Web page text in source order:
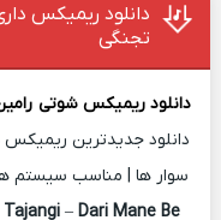
دانلود ریمیکس
تجنگی
دانلود ریمیکس شوتی
دانلود جدیدترین ریمیکس
سوار ها | مناسب سیستم
– Dari Mane Be